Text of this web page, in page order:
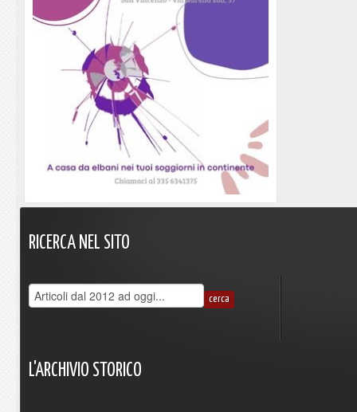
RICERCA NEL SITO
L'ARCHIVIO STORICO